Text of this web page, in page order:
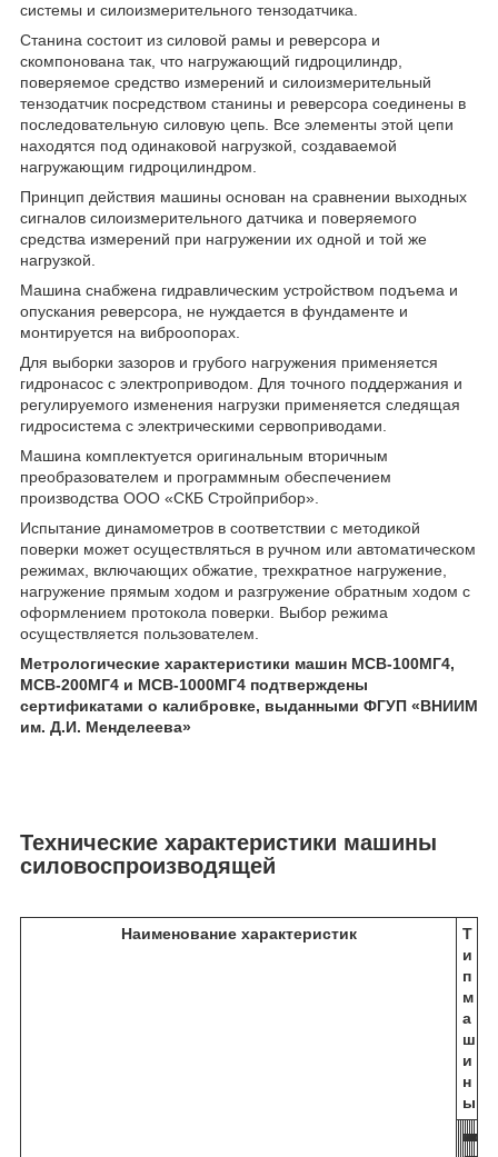
системы и силоизмерительного тензодатчика.
Станина состоит из силовой рамы и реверсора и
скомпонована так, что нагружающий гидроцилиндр,
поверяемое средство измерений и силоизмерительный
тензодатчик посредством станины и реверсора соединены в
последовательную силовую цепь. Все элементы этой цепи
находятся под одинаковой нагрузкой, создаваемой
нагружающим гидроцилиндром.
Принцип действия машины основан на сравнении выходных
сигналов силоизмерительного датчика и поверяемого
средства измерений при нагружении их одной и той же
нагрузкой.
Машина снабжена гидравлическим устройством подъема и
опускания реверсора, не нуждается в фундаменте и
монтируется на виброопорах.
Для выборки зазоров и грубого нагружения применяется
гидронасос с электроприводом. Для точного поддержания и
регулируемого изменения нагрузки применяется следящая
гидросистема с электрическими сервоприводами.
Машина комплектуется оригинальным вторичным
преобразователем и программным обеспечением
производства ООО «СКБ Стройприбор».
Испытание динамометров в соответствии с методикой
поверки может осуществляться в ручном или автоматическом
режимах, включающих обжатие, трехкратное нагружение,
нагружение прямым ходом и разгружение обратным ходом с
оформлением протокола поверки. Выбор режима
осуществляется пользователем.
Метрологические характеристики машин МСВ-100МГ4,
МСВ-200МГ4 и МСВ-1000МГ4 подтверждены
сертификатами о калибровке, выданными ФГУП «ВНИИМ
им. Д.И. Менделеева»
Технические характеристики машины
силовоспроизводящей
Наименование характеристик
Т
и
п
м
а
ш
и
н
ы
МММММММ